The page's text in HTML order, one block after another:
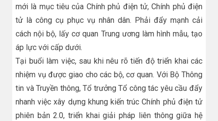
mới là mục tiêu của Chính phủ điện tử, Chính phủ điện
tử là công cụ phục vụ nhân dân. Phải đẩy mạnh cải
cách nội bộ, lấy cơ quan Trung ương làm hình mẫu, tạo
áp lực với cấp dưới.
Tại buổi làm việc, sau khi nêu rõ tiến độ triển khai các
nhiệm vụ được giao cho các bộ, cơ quan. Với Bộ Thông
tin và Truyền thông, Tổ trưởng Tổ công tác yêu cầu đẩy
nhanh việc xây dựng khung kiến trúc Chính phủ điện tử
phiên bản 2.0, triển khai giải pháp liên thông giữa hệ